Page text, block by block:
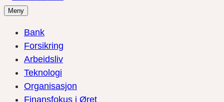
Meny
Bank
Forsikring
Arbeidsliv
Teknologi
Organisasjon
Finansfokus i Øret